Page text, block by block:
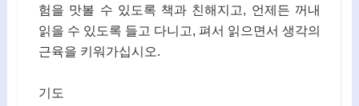
험을 맛볼 수 있도록 책과 친해지고, 언제든 꺼내
읽을 수 있도록 들고 다니고, 펴서 읽으면서 생각의
근육을 키워가십시오.
기도